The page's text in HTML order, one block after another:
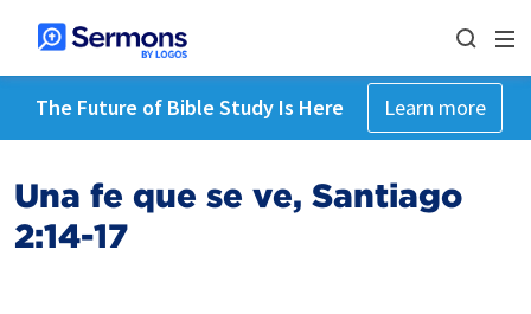
The Future of Bible Study Is Here Learn more
Una fe que se ve, Santiago
2:14-17